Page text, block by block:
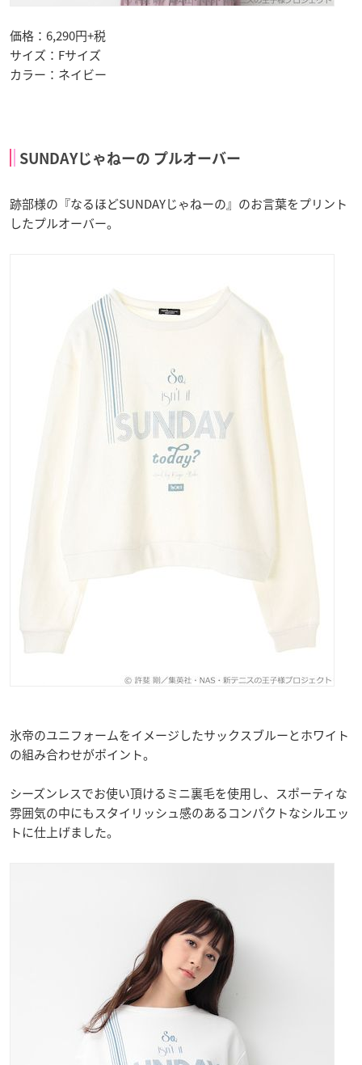
価格：6,290円+税
サイズ：Fサイズ
カラー：ネイビー
SUNDAYじゃねーの プルオーバー
跡部様の『なるほどSUNDAYじゃねーの』のお言葉をプリント
したプルオーバー。
氷帝のユニフォームをイメージしたサックスブルーとホワイト
の組み合わせがポイント。
シーズンレスでお使い頂けるミニ裏毛を使用し、スポーティな
雰囲気の中にもスタイリッシュ感のあるコンパクトなシルエッ
トに仕上げました。